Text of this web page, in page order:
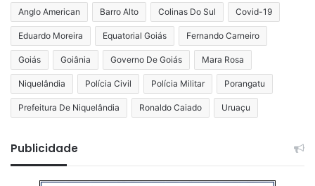
Anglo American Barro Alto Colinas Do Sul Covid-19
Eduardo Moreira Equatorial Goiás Fernando Carneiro
Goiás Goiânia Governo De Goiás Mara Rosa
Niquelândia Polícia Civil Polícia Militar Porangatu
Prefeitura De Niquelândia Ronaldo Caiado Uruaçu
Publicidade